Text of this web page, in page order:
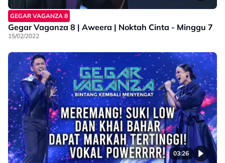
GEGAR VAGANZA 8
Gegar Vaganza 8 | Aweera | Noktah Cinta - Minggu 7
15/02/2022
03:26